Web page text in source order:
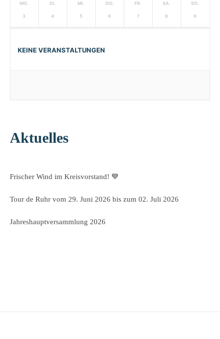
MO.
3
DI.
4
MI.
5
DO.
6
FR.
7
SA.
8
SO.
9
KEINE VERANSTALTUNGEN
Aktuelles
Frischer Wind im Kreisvorstand! 💙
Tour de Ruhr vom 29. Juni 2026 bis zum 02. Juli 2026
Jahreshauptversammlung 2026